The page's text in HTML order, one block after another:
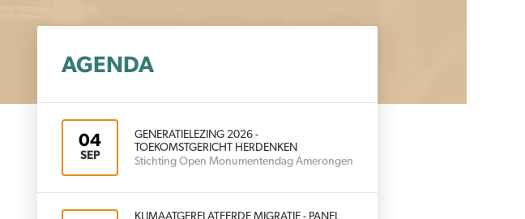
AGENDA
04
SEP
GENERATIELEZING 2026 -
TOEKOMSTGERICHT HERDENKEN
Stichting Open Monumentendag Amerongen
KLIMAATGERELATEERDE MIGRATIE - PANEL